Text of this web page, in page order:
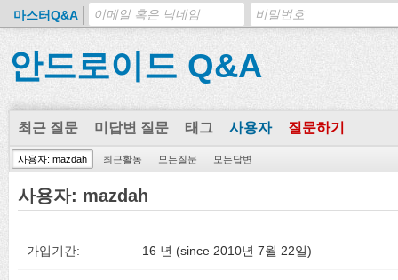
마스터Q&A
안드로이드 Q&A
최근 질문 미답변 질문 태그 사용자 질문하기
사용자: mazdah 최근활동 모든질문 모든답변
사용자: mazdah
가입기간: 16 년 (since 2010년 7월 22일)